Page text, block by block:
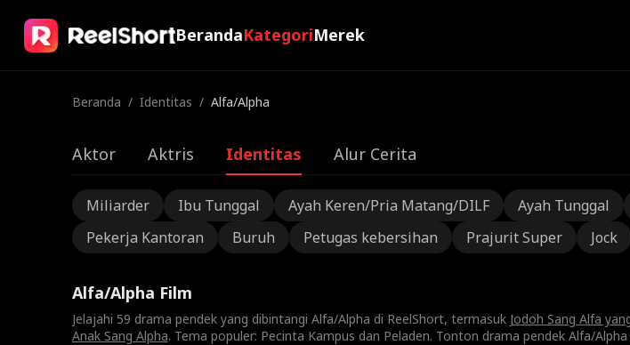
BerandaKategoriMerek
Beranda / Identitas / Alfa/Alpha
Aktor Aktris Identitas Alur Cerita
Miliarder Ibu Tunggal Ayah Keren/Pria Matang/DILF Ayah Tunggal
Pekerja Kantoran
Buruh Petugas kebersihan Prajurit Super Jock
Alfa/Alpha Film
Jelajahi 59 drama pendek yang dibintangi Alfa/Alpha di ReelShort, termasuk Jodoh Sang Alfa
Anak Sang Alpha. Tema populer: Pecinta Kampus dan Peladen. Tonton drama pendek Alfa/